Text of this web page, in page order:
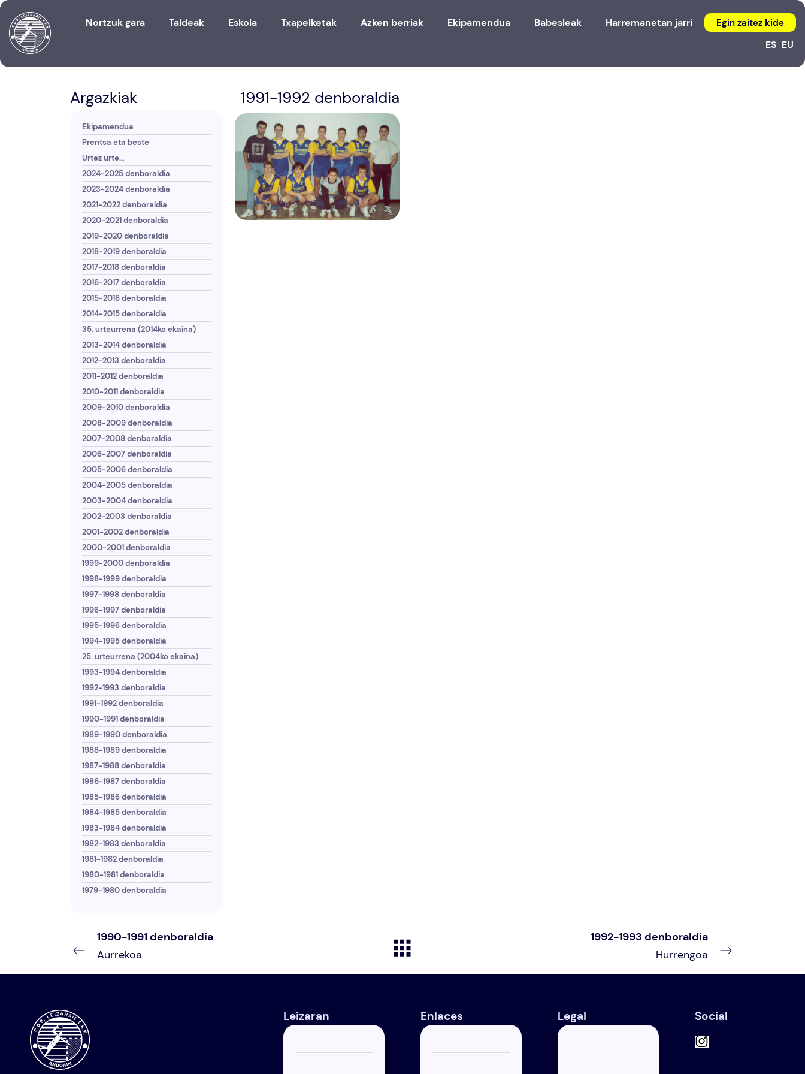
Nortzuk gara Taldeak Eskola Txapelketak Azken berriak Ekipamendua Babesleak Harremanetan jarri Egin zaitez kide
ES EU
Argazkiak
Ekipamendua
Prentsa eta beste
Urtez urte…
2024-2025 denboraldia
2023-2024 denboraldia
2021-2022 denboraldia
2020-2021 denboraldia
2019-2020 denboraldia
2018-2019 denboraldia
2017-2018 denboraldia
2016-2017 denboraldia
2015-2016 denboraldia
2014-2015 denboraldia
35. urteurrena (2014ko ekaina)
2013-2014 denboraldia
2012-2013 denboraldia
2011-2012 denboraldia
2010-2011 denboraldia
2009-2010 denboraldia
2008-2009 denboraldia
2007-2008 denboraldia
2006-2007 denboraldia
2005-2006 denboraldia
2004-2005 denboraldia
2003-2004 denboraldia
2002-2003 denboraldia
2001-2002 denboraldia
2000-2001 denboraldia
1999-2000 denboraldia
1998-1999 denboraldia
1997-1998 denboraldia
1996-1997 denboraldia
1995-1996 denboraldia
1994-1995 denboraldia
25. urteurrena (2004ko ekaina)
1993-1994 denboraldia
1992-1993 denboraldia
1991-1992 denboraldia
1990-1991 denboraldia
1989-1990 denboraldia
1988-1989 denboraldia
1987-1988 denboraldia
1986-1987 denboraldia
1985-1986 denboraldia
1984-1985 denboraldia
1983-1984 denboraldia
1982-1983 denboraldia
1981-1982 denboraldia
1980-1981 denboraldia
1979-1980 denboraldia
1991-1992 denboraldia
1990-1991 denboraldia
Aurrekoa
1992-1993 denboraldia
Hurrengoa
Leizaran Enlaces Legal Social